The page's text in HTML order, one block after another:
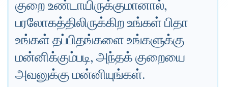
குறை உண்டாயிருக்குமானால்,
பரலோகத்திலிருக்கிற உங்கள் பிதா
உங்கள் தப்பிதங்களை உங்களுக்கு
மன்னிக்கும்படி, அந்தக் குறையை
அவனுக்கு மன்னியுங்கள்.